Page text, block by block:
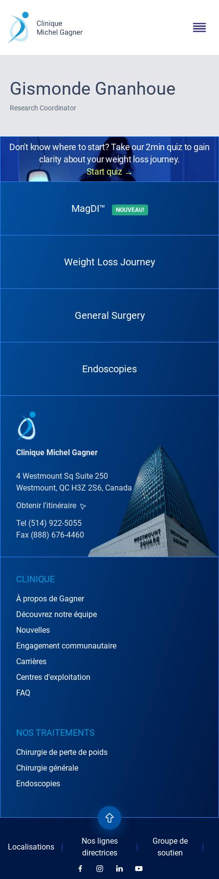
Gismonde Gnanhoue
Research Coordinator
Don't know where to start? Take our 2min quiz to gain
clarity about your weight loss journey.
Start quiz →
MagDI™ NOUVEAU!
Weight Loss Journey
General Surgery
Endoscopies
Clinique Michel Gagner
4 Westmount Sq Suite 250
Westmount, QC H3Z 2S6, Canada
Obtenir l'itinéraire
Tel (514) 922-5055
Fax (888) 676-4460
CLINIQUE
À propos de Gagner
Découvrez notre équipe
Nouvelles
Engagement communautaire
Carrières
Centres d'exploitation
FAQ
NOS TRAITEMENTS
Chirurgie de perte de poids
Chirurgie générale
Endoscopies
Localisations
Nos lignes
directrices
Groupe de
soutien